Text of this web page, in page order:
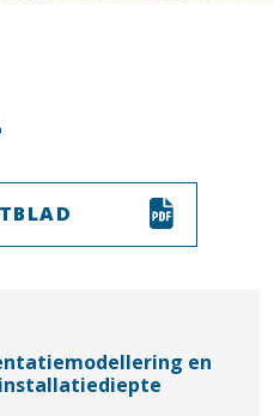
en